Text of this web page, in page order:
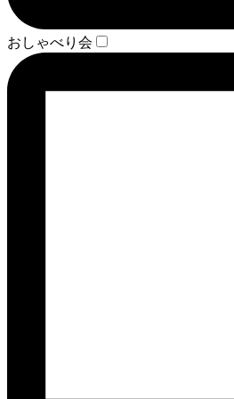
おしゃべり会